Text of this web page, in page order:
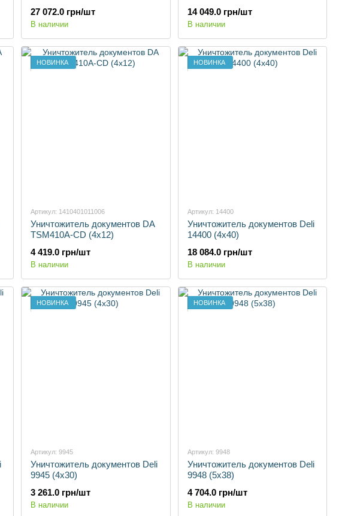
27 072.0 грн/шт
В наличии
14 049.0 грн/шт
В наличии
НОВИНКА
Артикул: 1410401011006
Уничтожитель документов DA
TSM410A-CD (4х12)
4 419.0 грн/шт
В наличии
НОВИНКА
Артикул: 14400
Уничтожитель документов Deli
14400 (4x40)
18 084.0 грн/шт
В наличии
НОВИНКА
Артикул: 9945
Уничтожитель документов Deli
9945 (4х30)
3 261.0 грн/шт
В наличии
НОВИНКА
Артикул: 9948
Уничтожитель документов Deli
9948 (5х38)
4 704.0 грн/шт
В наличии